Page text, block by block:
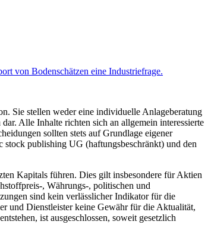
von Bodenschätzen eine Industriefrage.
Sie stellen weder eine individuelle Anlageberatung
Alle Inhalte richten sich an allgemein interessierte
sollten stets auf Grundlage eigener
publishing UG (haftungsbeschränkt) und den
Kapitals führen. Dies gilt insbesondere für Aktien
, Währungs-, politischen und
sind kein verlässlicher Indikator für die
und Dienstleister keine Gewähr für die Aktualität,
ist ausgeschlossen, soweit gesetzlich